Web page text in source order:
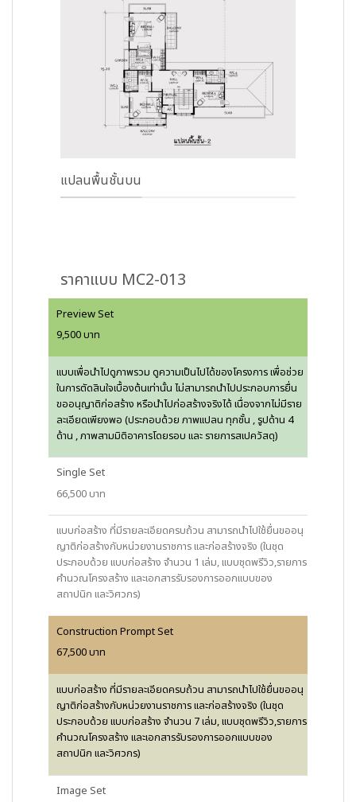
แปลนพื้นชั้นบน
ราคาแบบ MC2-013
Preview Set
9,500 บาท
แบบเพื่อนำไปดูภาพรวม ดูความเป็นไปได้ของโครงการ เพื่อช่วย
ในการตัดสินใจเบื้องต้นเท่านั้น ไม่สามารถนำไปประกอบการยื่น
ขออนุญาติก่อสร้าง หรือนำไปก่อสร้างจริงได้ เนื่องจากไม่มีราย
ละเอียดเพียงพอ (ประกอบด้วย ภาพแปลน ทุกชั้น , รูปด้าน 4
ด้าน , ภาพสามมิติอาคารโดยรอบ และ รายการสเปควัสดุ)
Single Set
66,500 บาท
แบบก่อสร้าง ที่มีรายละเอียดครบถ้วน สามารถนำไปใช้ยื่นขออนุ
ญาติก่อสร้างกับหน่วยงานราชการ และก่อสร้างจริง (ในชุด
ประกอบด้วย แบบก่อสร้าง จำนวน 1 เล่ม, แบบชุดพรีวิว,รายการ
คำนวณโครงสร้าง และเอกสารรับรองการออกแบบของ
สถาปนิก และวิศวกร)
Construction Prompt Set
67,500 บาท
แบบก่อสร้าง ที่มีรายละเอียดครบถ้วน สามารถนำไปใช้ยื่นขออนุ
ญาติก่อสร้างกับหน่วยงานราชการ และก่อสร้างจริง (ในชุด
ประกอบด้วย แบบก่อสร้าง จำนวน 7 เล่ม, แบบชุดพรีวิว,รายการ
คำนวณโครงสร้าง และเอกสารรับรองการออกแบบของ
สถาปนิก และวิศวกร)
Image Set